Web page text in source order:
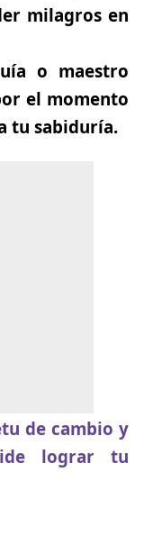
milagros en
o maestro
el momento
tu sabiduría.
de cambio y
lograr tu